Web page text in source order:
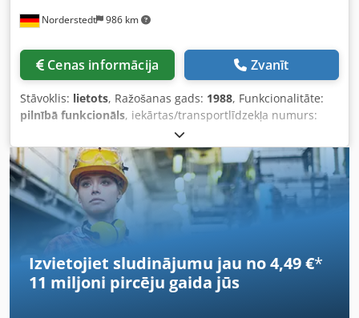
Norderstedt 986 km
Cenas informācija Zvanīt
Stāvoklis: lietots, Ražošanas gads: 1988, Funkcionalitāte:
pilnībā funkcionāls, iekārtas/transportlīdzekļa numurs:
, Piedāvājuma numurs: M08L/8001 Mašīnas
veids: 2 matrices - 3 sitienu prese Informācija: slēgts nazis
Dksdpfjwi S Rasx Aqver Ražotājs: ASAHI OKUMA Tips:
ORH120 Izgatavošanas gads: 1988 Diametra diapazons: 14
mm Matricu skaits: 2 Pakāpju skaits: 4 Griezuma garums:
100 mm Kāta garums zem galvas: 90 mm Veiktspēja -
gab./min: 100 Preses spēks: 120 t Atrašanās vieta: Mūsu
Izvietojiet sludinājumu jau no 4,49 €*
11 miljoni pircēju gaida jūs